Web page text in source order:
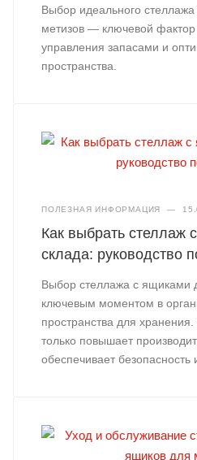
Выбор идеального
метизов — ключевой
управления запасами и
пространства.
ПОЛЕЗНАЯ ИНФОРМАЦИЯ —
Как выбрать стеллаж
склада: руководство
Выбор стеллажа с ящиками
ключевым моментом в
пространства для
только повышает
обеспечивает безопасность